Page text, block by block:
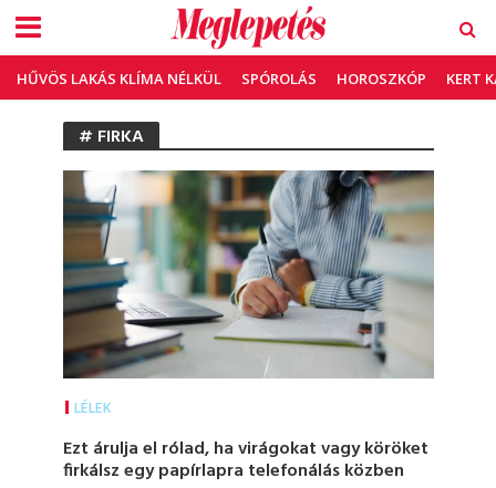
HŰVÖS LAKÁS KLÍMA NÉLKÜL SPÓROLÁS HOROSZKÓP KERT
# FIRKA
LÉLEK
Ezt árulja el rólad, ha virágokat vagy köröket
firkálsz egy papírlapra telefonálás közben